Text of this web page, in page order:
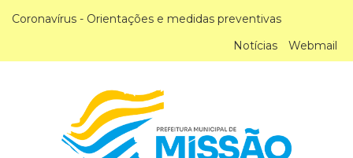
Coronavírus - Orientações e medidas preventivas
Notícias
Webmail